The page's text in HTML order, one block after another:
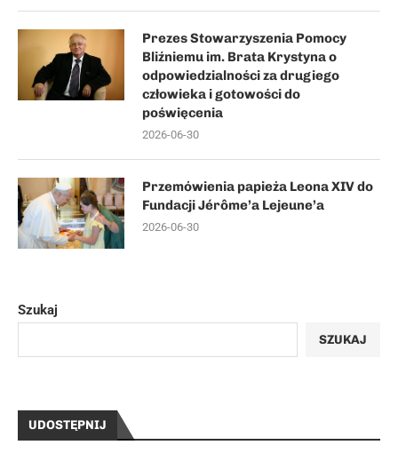
Prezes Stowarzyszenia Pomocy
Bliźniemu im. Brata Krystyna o
odpowiedzialności za drugiego
człowieka i gotowości do
poświęcenia
2026-06-30
Przemówienia papieża Leona XIV do
Fundacji Jérôme’a Lejeune’a
2026-06-30
Szukaj
SZUKAJ
UDOSTĘPNIJ